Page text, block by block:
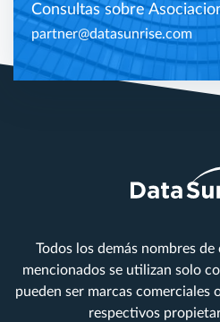
Consultas sobre
partner@datasunrise.com
Todos los demás nombres
mencionados se utilizan solo
pueden ser marcas comerciales
respectivos